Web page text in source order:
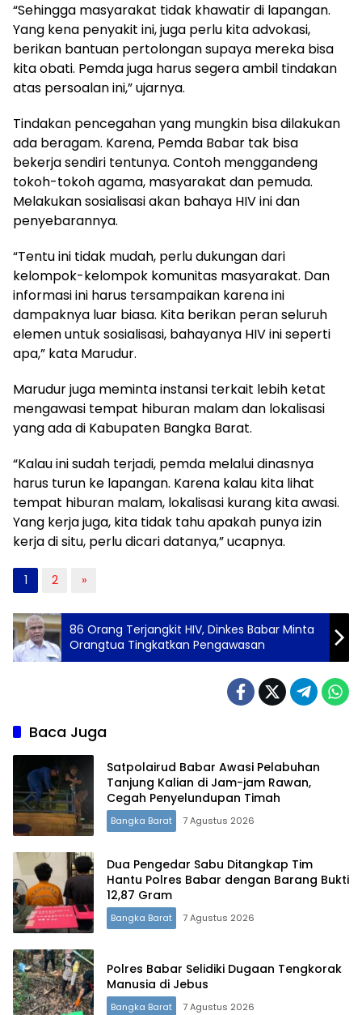
“Sehingga masyarakat tidak khawatir di lapangan.
Yang kena penyakit ini, juga perlu kita advokasi,
berikan bantuan pertolongan supaya mereka bisa
kita obati. Pemda juga harus segera ambil tindakan
atas persoalan ini,” ujarnya.
Tindakan pencegahan yang mungkin bisa dilakukan
ada beragam. Karena, Pemda Babar tak bisa
bekerja sendiri tentunya. Contoh menggandeng
tokoh-tokoh agama, masyarakat dan pemuda.
Melakukan sosialisasi akan bahaya HIV ini dan
penyebarannya.
“Tentu ini tidak mudah, perlu dukungan dari
kelompok-kelompok komunitas masyarakat. Dan
informasi ini harus tersampaikan karena ini
dampaknya luar biasa. Kita berikan peran seluruh
elemen untuk sosialisasi, bahayanya HIV ini seperti
apa,” kata Marudur.
Marudur juga meminta instansi terkait lebih ketat
mengawasi tempat hiburan malam dan lokalisasi
yang ada di Kabupaten Bangka Barat.
“Kalau ini sudah terjadi, pemda melalui dinasnya
harus turun ke lapangan. Karena kalau kita lihat
tempat hiburan malam, lokalisasi kurang kita awasi.
Yang kerja juga, kita tidak tahu apakah punya izin
kerja di situ, perlu dicari datanya,” ucapnya.
1 2 »
86 Orang Terjangkit HIV, Dinkes Babar Minta
Orangtua Tingkatkan Pengawasan
Baca Juga
Satpolairud Babar Awasi Pelabuhan
Tanjung Kalian di Jam-jam Rawan,
Cegah Penyelundupan Timah
Bangka Barat 7 Agustus 2026
Dua Pengedar Sabu Ditangkap Tim
Hantu Polres Babar dengan Barang Bukti
12,87 Gram
Bangka Barat 7 Agustus 2026
Polres Babar Selidiki Dugaan Tengkorak
Manusia di Jebus
Bangka Barat 7 Agustus 2026